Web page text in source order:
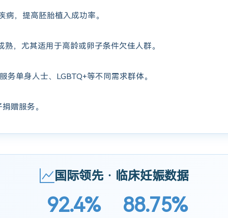
病，提高胚胎植入成功率。
熟，尤其适用于高龄或卵子条件欠佳人群。
务单身人士、LGBTQ+等不同需求群体。
赠服务。
国际领先 · 临床妊娠数据
92.4% 88.75%